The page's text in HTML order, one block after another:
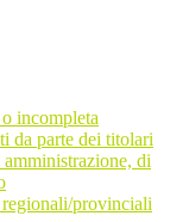
incompleta
da parte dei titolari
di
provinciali